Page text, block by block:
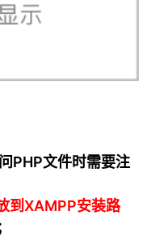
PHP文件时需要注
到XAMPP安装路